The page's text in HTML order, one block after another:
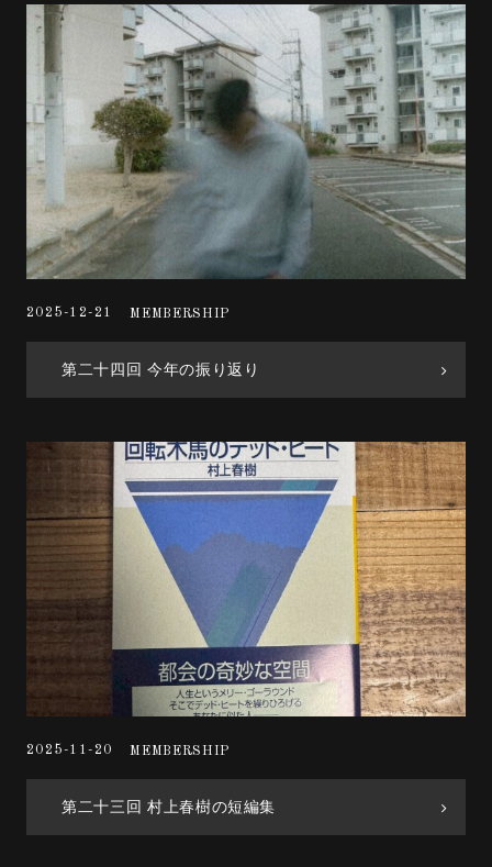
2025-12-21 MEMBERSHIP
第二十四回 今年の振り返り
2025-11-20 MEMBERSHIP
第二十三回 村上春樹の短編集